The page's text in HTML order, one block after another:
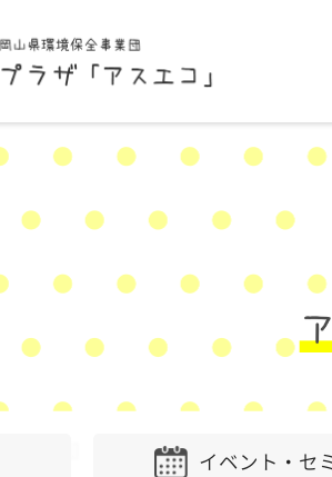
イベント・セ